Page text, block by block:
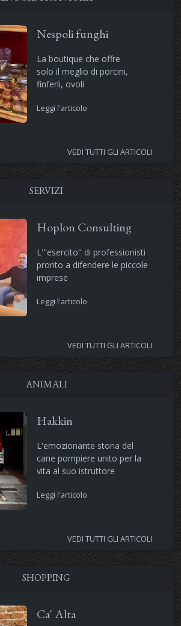
Nespoli funghi
La boutique che offre
solo il meglio di porcini,
finferli, ovoli
Leggi l'articolo
VEDI TUTTI GLI ARTICOLI
SERVIZI
Hoplon Consulting
L'"esercito" di professionisti
pronto a difendere le piccole
imprese
Leggi l'articolo
VEDI TUTTI GLI ARTICOLI
ANIMALI
Hakkin
L'emozionante storia del
cane pompiere unito per la
vita al suo istruttore
Leggi l'articolo
VEDI TUTTI GLI ARTICOLI
SHOPPING
Ca' Alta